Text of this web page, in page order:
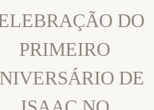
DO
PRIMEIRO
DE